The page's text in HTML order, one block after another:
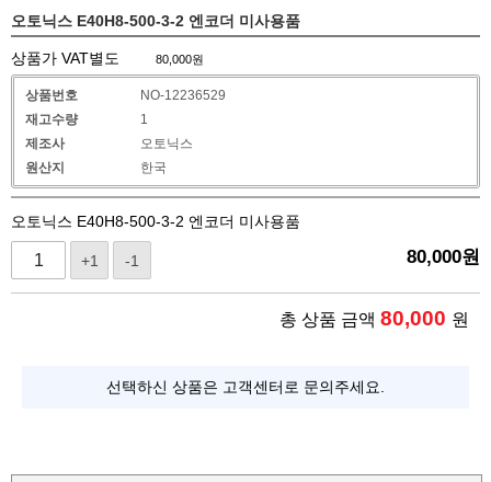
오토닉스 E40H8-500-3-2 엔코더 미사용품
상품가 VAT별도 80,000원
상품번호
NO-12236529
재고수량
1
제조사
오토닉스
원산지
한국
오토닉스 E40H8-500-3-2 엔코더 미사용품
+1 -1 80,000원
총 상품 금액 80,000 원
선택하신 상품은 고객센터로 문의주세요.